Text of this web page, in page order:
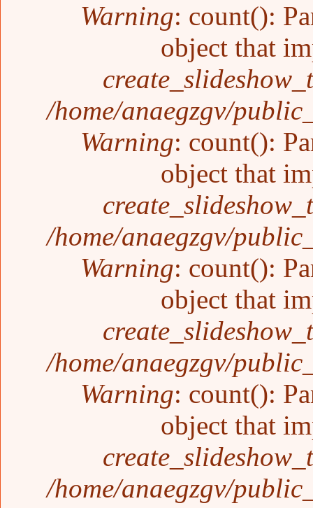
Warning: count():
object that
/home/anaegzgv/
Warning: count():
object that
/home/anaegzgv/
Warning: count():
object that
/home/anaegzgv/
Warning: count():
object that
/home/anaegzgv/